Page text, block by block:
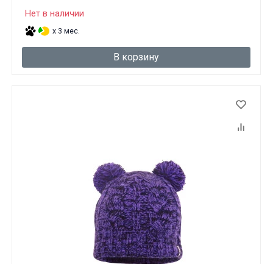
Нет в наличии
x 3 мес.
В корзину